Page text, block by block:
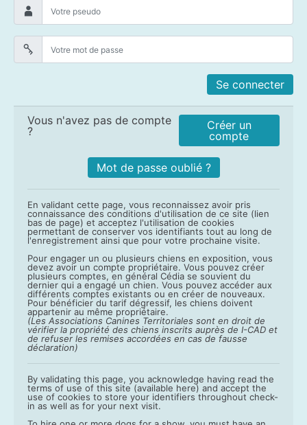
Vous n'avez pas de compte
?
Créer un
compte
Mot de passe oublié ?
En validant cette page, vous reconnaissez avoir pris
connaissance des conditions d'utilisation de ce site (lien
bas de page) et acceptez l'utilisation de cookies
permettant de conserver vos identifiants tout au long de
l'enregistrement ainsi que pour votre prochaine visite.
Pour engager un ou plusieurs chiens en exposition, vous
devez avoir un compte propriétaire. Vous pouvez créer
plusieurs comptes, en général Cédia se souvient du
dernier qui a engagé un chien. Vous pouvez accéder aux
différents comptes existants ou en créer de nouveaux.
Pour bénéficier du tarif dégressif, les chiens doivent
appartenir au même propriétaire.
(Les Associations Canines Territoriales sont en droit de
vérifier la propriété des chiens inscrits auprès de I-CAD et
de refuser les remises accordées en cas de fausse
déclaration)
By validating this page, you acknowledge having read the
terms of use of this site (available here) and accept the
use of cookies to store your identifiers throughout check-
in as well as for your next visit.